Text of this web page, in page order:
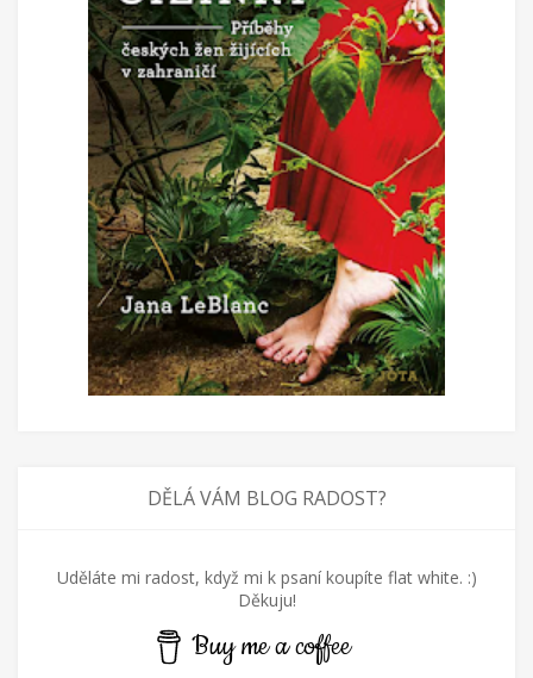
DĚLÁ VÁM BLOG RADOST?
Uděláte mi radost, když mi k psaní koupíte flat white. :)
Děkuju!
Buy me a coffee